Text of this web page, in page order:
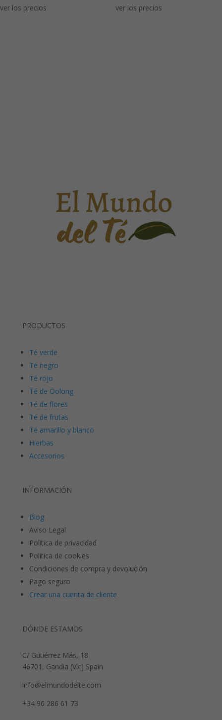
ver los precios
ver los precios
PRODUCTOS
Té verde
Té negro
Té rojo
Té de Oolong
Té de flores
Té de frutas
Té amarillo y blanco
Hierbas
Accesorios
INFORMACIÓN
Blog
Aviso Legal
Política de privacidad
Política de cookies
Condiciones de compra y devolución
Pago seguro
Crear una cuenta de cliente
DÓNDE ESTAMOS
C/ Gutiérrez Más, 18
46701, Gandia (Vlc) Spain
info@elmundodelte.com
+34 96 286 61 73